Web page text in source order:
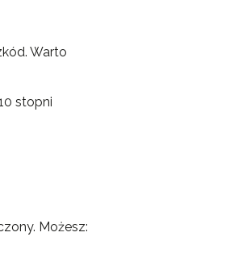
Warto
stopni
Możesz: